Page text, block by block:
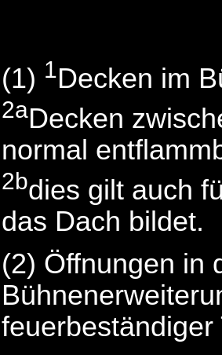
(1) 1Decken im
2aDecken
normal
2bdies gilt auch
das Dach bildet.
(2) Öffnungen in